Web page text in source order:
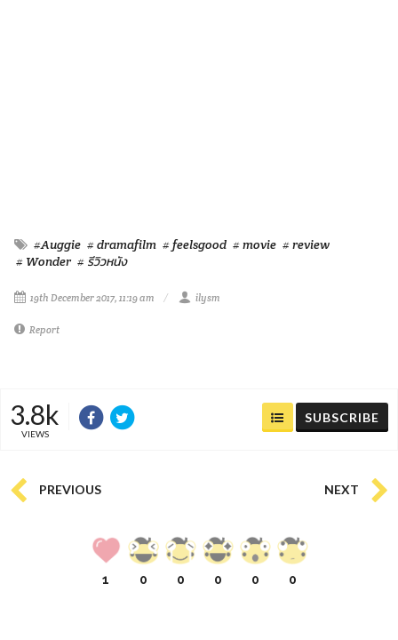
#Auggie # dramafilm # feelsgood # movie # review
# Wonder # รีวิวหนัง
19th December 2017, 11:19 am ilysm
Report
3.8k
VIEWS
SUBSCRIBE
PREVIOUS NEXT
1 0 0 0 0 0